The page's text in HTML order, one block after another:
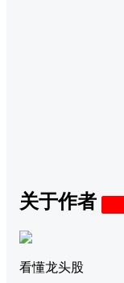
关于作者
看懂龙头股